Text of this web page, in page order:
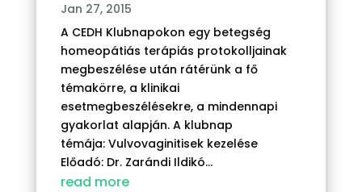
Jan 27, 2015
A CEDH Klubnapokon egy betegség
homeopátiás terápiás protokolljainak
megbeszélése után rátérünk a fő
témakörre, a klinikai
esetmegbeszélésekre, a mindennapi
gyakorlat alapján. A klubnap
témája: Vulvovaginitisek kezelése
Előadó: Dr. Zarándi Ildikó...
read more